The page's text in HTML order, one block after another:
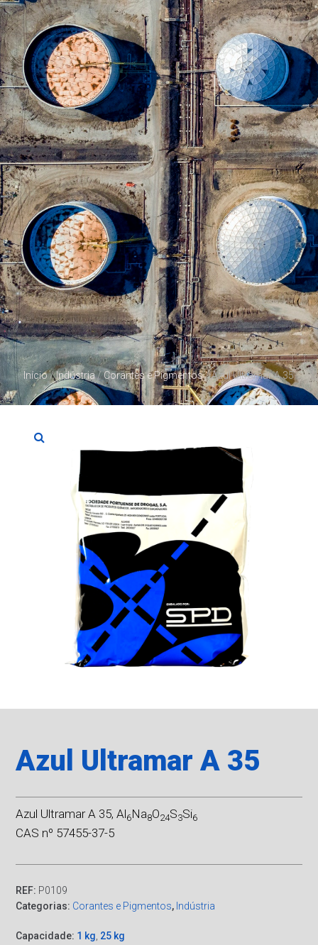
Início/Indústria/Corantes e Pigmentos/ Azul Ultramar A 35
Azul Ultramar A 35
Azul Ultramar A 35, Al6Na8O24S3Si6
CAS nº 57455-37-5
REF: P0109
Categorias: Corantes e Pigmentos, Indústria
Capacidade: 1 kg, 25 kg